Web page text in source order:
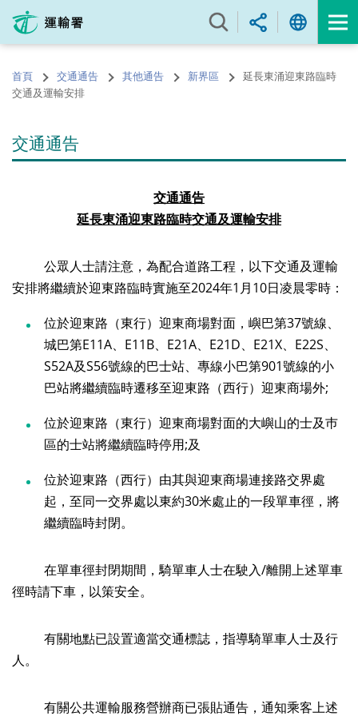
內
的
開
首頁 交通通告 其他通告 新界區
延長東涌迎東路臨時
交通及運輸安排
交通通告
交通通告
延長東涌迎東路臨時交通及運輸安排
公眾人士請注意，為配合道路工程，以下交通及運輸
安排將繼續於迎東路臨時實施至2024年1月10日凌晨零時：
位於迎東路（東行）迎東商場對面，嶼巴第37號線、
城巴第E11A、E11B、E21A、E21D、E21X、E22S、
S52A及S56號線的巴士站、專線小巴第901號線的小
巴站將繼續臨時遷移至迎東路（西行）迎東商場外;
位於迎東路（東行）迎東商場對面的大嶼山的士及巿
區的士站將繼續臨時停用;及
位於迎東路（西行）由其與迎東商場連接路交界處
起，至同一交界處以東約30米處止的一段單車徑，將
繼續臨時封閉。
在單車徑封閉期間，騎單車人士在駛入/離開上述單車
徑時請下車，以策安全。
有關地點已設置適當交通標誌，指導騎單車人士及行
人。
有關公共運輸服務營辦商已張貼通告，通知乘客上述